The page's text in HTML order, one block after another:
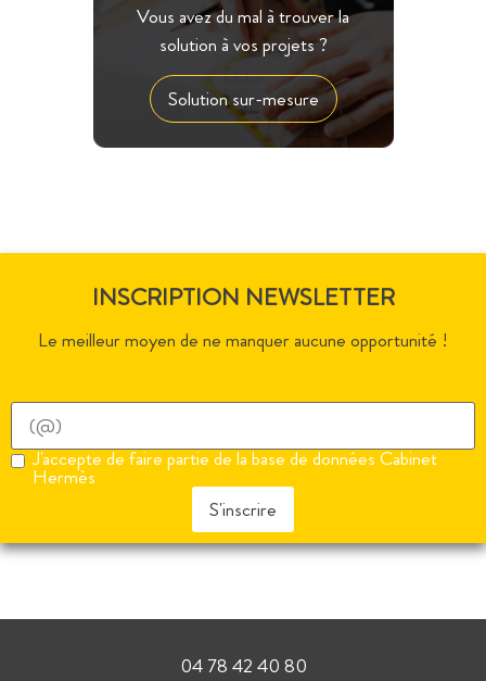
Vous avez du mal à trouver la
solution à vos projets ?
Solution sur-mesure
INSCRIPTION NEWSLETTER
Le meilleur moyen de ne manquer aucune opportunité !
J'accepte de faire partie de la base de données Cabinet
Hermès
S'inscrire
04 78 42 40 80